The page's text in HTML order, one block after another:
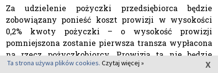
Za udzielenie pożyczki przedsiębiorca będzie
zobowiązany ponieść koszt prowizji w wysokości
0,2% kwoty pożyczki – o wysokość prowizji
pomniejszona zostanie pierwsza transza wypłacona
na rzecz pożyczkobiorcy. Prowizja ta nie będzie
pobierana, jeśli po rozpatrzeniu wniosku okaże się, że
Ta strona używa plików cookies. Czytaj więcej » x